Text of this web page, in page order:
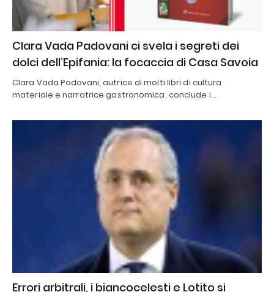
Clara Vada Padovani ci svela i segreti dei
dolci dell’Epifania: la focaccia di Casa Savoia
Clara Vada Padovani, autrice di molti libri di cultura
materiale e narratrice gastronomica, conclude i…
Errori arbitrali, i biancocelesti e Lotito si